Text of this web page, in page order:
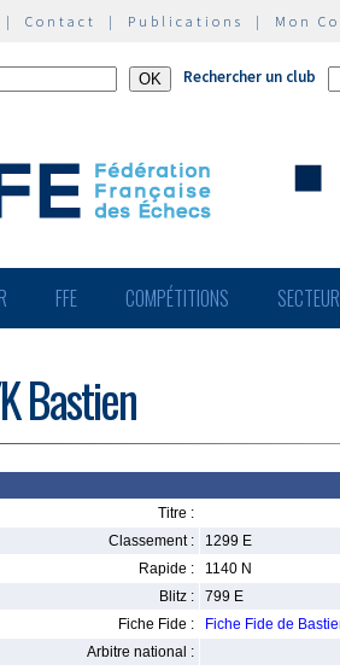
| Contact | Publications | Mon
Rechercher un club
FFE COMPÉTITIONS
Bastien
Titre :
Classement :
1299 E
Rapide :
1140 N
Blitz :
799 E
Fiche Fide :
Fiche Fide de
Arbitre national :